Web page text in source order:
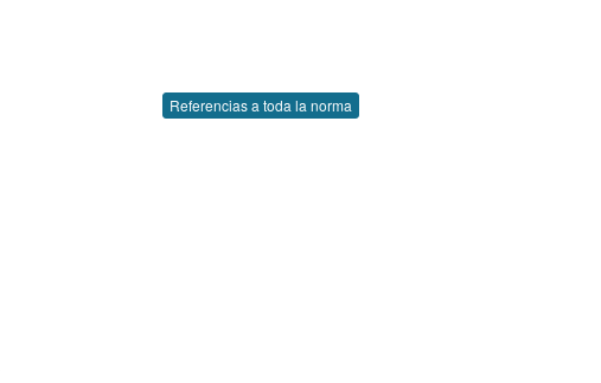
Referencias a toda la norma